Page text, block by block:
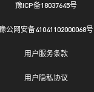
豫ICP备18037645号
公网安备41041102000068号
用户服务条款
用户隐私协议